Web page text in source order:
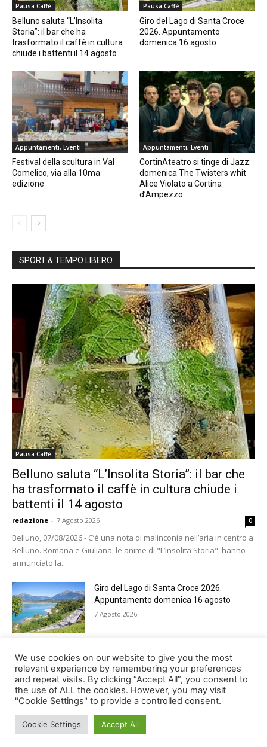
Pausa Caffè
Belluno saluta “L’Insolita
Storia”: il bar che ha
trasformato il caffè in cultura
chiude i battenti il 14 agosto
Pausa Caffè
Giro del Lago di Santa Croce
2026. Appuntamento
domenica 16 agosto
Appuntamenti, Eventi
Festival della scultura in Val
Comelico, via alla 10ma
edizione
Appuntamenti, Eventi
CortinAteatro si tinge di Jazz:
domenica The Twisters whit
Alice Violato a Cortina
d’Ampezzo
SPORT & TEMPO LIBERO
Pausa Caffè
Belluno saluta “L’Insolita Storia”: il bar che
ha trasformato il caffè in cultura chiude i
battenti il 14 agosto
redazione - 7 Agosto 2026 0
Belluno, 07/08/2026 - C’è una nota di malinconia nell’aria in centro a
Belluno. Romana e Giuliana, le anime di "L’Insolita Storia", hanno
annunciato la...
Giro del Lago di Santa Croce 2026.
Appuntamento domenica 16 agosto
7 Agosto 2026
Belluno rende omaggio ai cugini
Alessandro e Andrea Bristot
6 Agosto 2026
© Newspaper WordPress Theme by TagDiv
We use cookies on our website to give you the most
relevant experience by remembering your preferences
and repeat visits. By clicking “Accept All”, you consent to
the use of ALL the cookies. However, you may visit
"Cookie Settings" to provide a controlled consent.
Cookie Settings Accept All